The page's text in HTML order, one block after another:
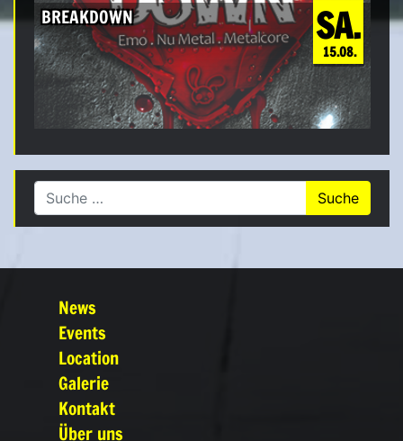
SA.
15.08.
BREAKDOWN
Suche nach:
News
Events
Location
Galerie
Kontakt
Über uns